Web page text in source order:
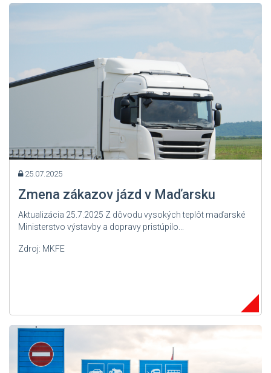
25.07.2025
Zmena zákazov jázd v Maďarsku
Aktualizácia 25.7.2025 Z dôvodu vysokých teplôt maďarské
Ministerstvo výstavby a dopravy pristúpilo...
Zdroj: MKFE